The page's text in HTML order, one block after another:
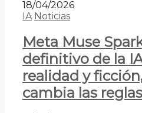
18/04/2026
IA Noticias
Meta Muse
definitivo de la
realidad y
cambia las